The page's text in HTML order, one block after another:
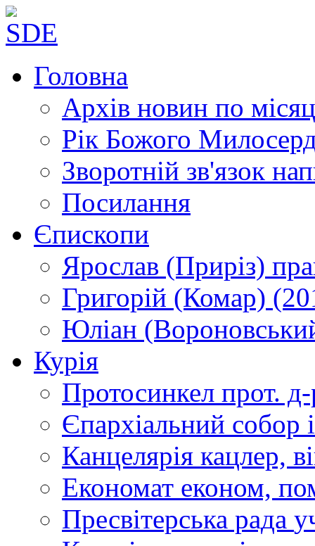
Головна
Архів новин по
Рік Божого
Зворотній зв'язок
Посилання
Єпископи
Ярослав (Приріз)
Григорій (Комар)
Юліан
Курія
Протосинкел прот.
Єпархіальний собор
Канцелярія кацлер,
Економат економ,
Пресвітерська рада